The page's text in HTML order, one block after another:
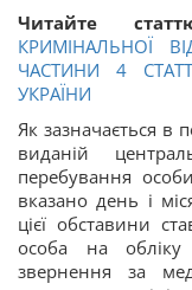
Читайте
КРИМІНАЛЬНОЇ
ЧАСТИНИ 4
УКРАЇНИ
Як зазначається в
виданій
перебування
вказано день і
цієї обставини
особа на
звернення за